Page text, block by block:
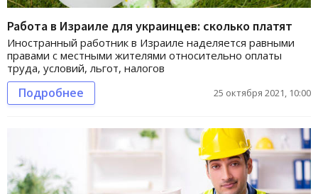
Работа в Израиле для украинцев: сколько платят
Иностранный работник в Израиле наделяется равными
правами с местными жителями относительно оплаты
труда, условий, льгот, налогов
Подробнее 25 октября 2021, 10:00